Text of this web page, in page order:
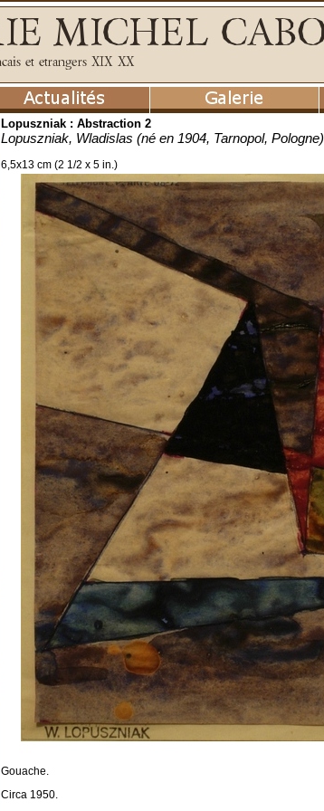
Lopuszniak : Abstraction 2
Lopuszniak, Wladislas (né en 1904, Tarnopol, Pologne)
6,5x13 cm (2 1/2 x 5 in.)
Gouache.
Circa 1950.